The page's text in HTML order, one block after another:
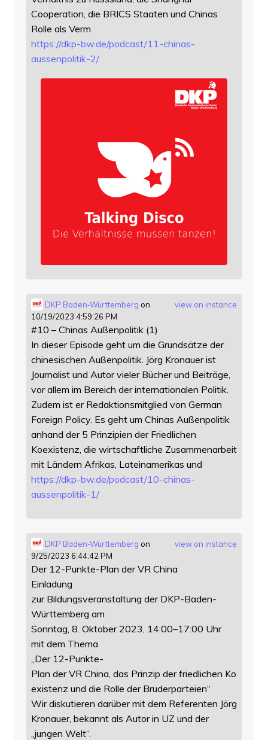
Cooperation, die BRICS Staaten und Chinas
Rolle als Verm
https://dkp-bw.de/podcast/11-chinas-
aussenpolitik-2/
view on instance
DKP Baden-Württemberg on
10/19/2023 4:59:26 PM
#10 – Chinas Außenpolitik (1)
In dieser Episode geht um die Grundsätze der
chinesischen Außenpolitik. Jörg Kronauer ist
Journalist und Autor vieler Bücher und Beiträge,
vor allem im Bereich der internationalen Politik.
Zudem ist er Redaktionsmitglied von German
Foreign Policy. Es geht um Chinas Außenpolitik
anhand der 5 Prinzipien der Friedlichen
Koexistenz, die wirtschaftliche Zusammenarbeit
mit Ländern Afrikas, Lateinamerikas und
https://dkp-bw.de/podcast/10-chinas-
aussenpolitik-1/
view on instance
DKP Baden-Württemberg on
9/25/2023 6:44:42 PM
Der 12-Punkte-Plan der VR China
Einladung
zur Bildungsveranstaltung der DKP-Baden-
Württemberg am
Sonntag, 8. Oktober 2023, 14:00–17:00 Uhr
mit dem Thema
„Der 12-Punkte-
Plan der VR China, das Prinzip der friedlichen Ko
existenz und die Rolle der Bruderparteien“
Wir diskutieren darüber mit dem Referenten Jörg
Kronauer, bekannt als Autor in UZ und der
„jungen Welt“.